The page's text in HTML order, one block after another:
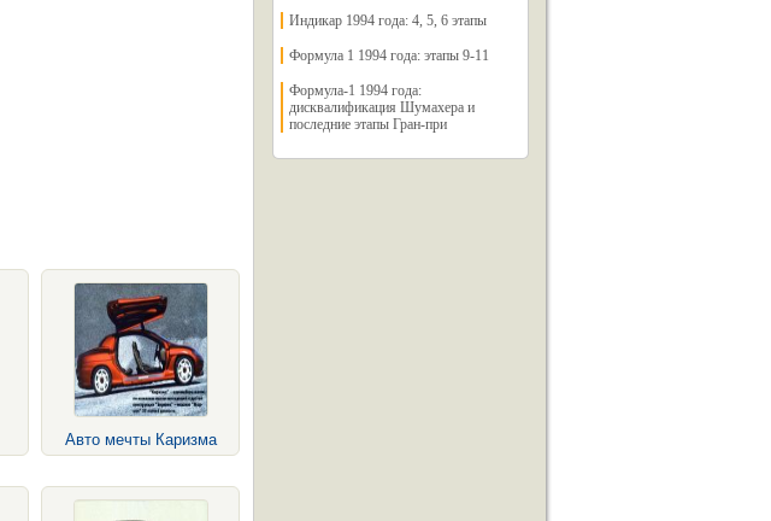
Авто мечты Каризма
Индикар 1994 года: 4, 5, 6 этапы
Формула 1 1994 года: этапы 9-11
Формула-1 1994 года:
дисквалификация Шумахера и
последние этапы Гран-при